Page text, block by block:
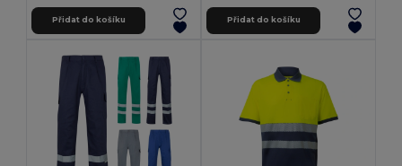
Přidat do košíku Přidat do košíku